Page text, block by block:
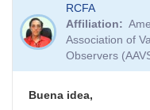
RCFA
Affiliation
Association of
Observers
Buena idea,